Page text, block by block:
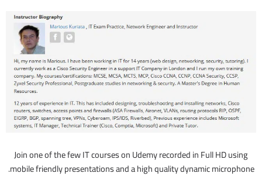
Join one of the few IT courses on Udemy recorded in Full HD using
mobile friendly presentations and a high quality dynamic microphone.